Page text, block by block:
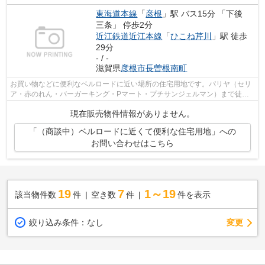
東海道本線 「彦根 」駅 バス15分 「下後
三条」 停歩2分
近江鉄道近江本線 「ひこね芹川
」駅 徒歩
29分
- / -
滋賀県彦根市長曽根南町
お買い物などに便利なベルロードに近い場所の住宅用地です。パリヤ（セリ
ア・赤のれん・バーガーキング・Pマート・プチサンジェルマン）まで徒歩2
現在販売物件情報がありません。
「（商談中）ベルロードに近くて便利な住宅用地」への
お問い合わせはこちら
該当物件数 19件 空き数 7 件 1～19 件を表示
絞り込み条件： なし 変更